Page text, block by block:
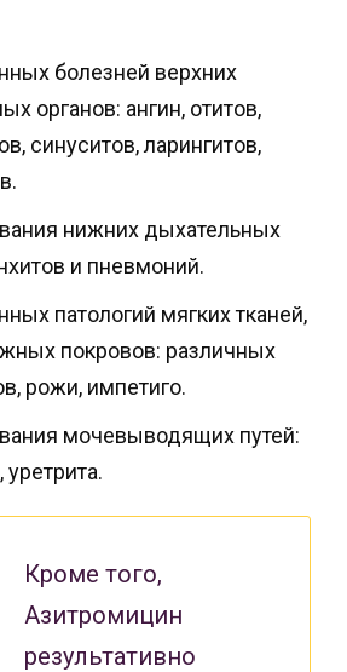
болезней верхних
органов: ангин, отитов,
синуситов, ларингитов,
нижних дыхательных
и пневмоний.
патологий мягких тканей,
покровов: различных
рожи, импетиго.
мочевыводящих путей:
уретрита.
Кроме того,
Азитромицин
результативно